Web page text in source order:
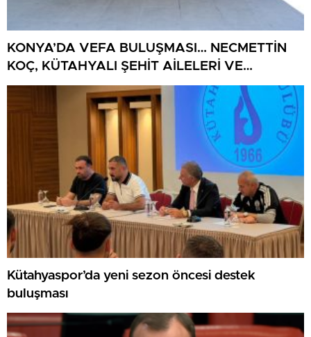
KONYA’DA VEFA BULUŞMASI… NECMETTİN
KOÇ, KÜTAHYALI ŞEHİT AİLELERİ VE
GAZİLERİ AĞIRLADI
Kütahyaspor’da yeni sezon öncesi destek
buluşması